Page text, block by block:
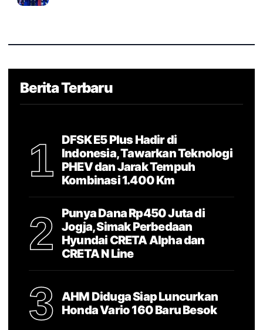
Berita Terbaru
1
DFSK E5 Plus Hadir di
Indonesia, Tawarkan Teknologi
PHEV dan Jarak Tempuh
Kombinasi 1.400 Km
2
Punya Dana Rp450 Juta di
Jogja, Simak Perbedaan
Hyundai CRETA Alpha dan
CRETA N Line
3
AHM Diduga Siap Luncurkan
Honda Vario 160 Baru Besok